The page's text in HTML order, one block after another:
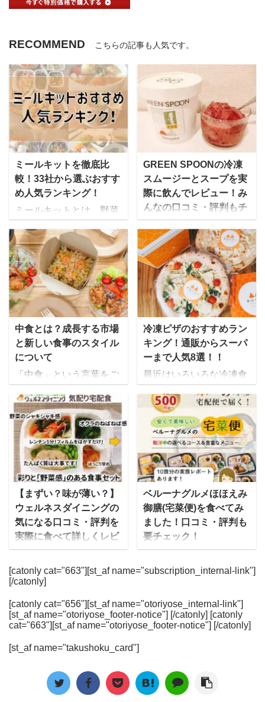
RECOMMEND こちらの記事も人気です。
ミールキットを徹底比
較！33社から選ぶおすす
め人気ランキング！
ミールキットとは、野菜
理に必要な食材やレシピ
が一揃えになった商品の
ことで、予め下ごしらえ
がされています。 買い物
に行く手間が省ける上に
自分で献立を考える必要
がないため、子育て中や
介護中、共働きの世帯か
ら人気を集めていますよ
のメニューが一般的でし
たが、最近では人気レス
トランのシェフが監修し
たメニューや、ダイエッ
トや健康管理など向けに
作られたメニューがある
など、バリエーションは
多岐に渡っています。 一
方で、全般的に賞味期限
が短く、買い物から調 ...
GREEN SPOONの冷凍
スムージーとスープを実
際に飲んでレビュー！み
んなの口コミ・評判もチ
ェック！
GREEN SPOON（グリ
ーンスプーン）は、毎月
定額で自分に必要な野菜
がスムージーやスープと
言った形で自宅に届くサ
ービスです。 ゆいこ多く
のメディアに掲載され、
oggiやSTORY、VERY、
ViViなど人気女性誌に取
上に甘味料や保存料、化
学調味料などの食品添加
物を一切使用していない
ので安全性が高く、何よ
り栄養素を損なわないよ
うに食材ひとつひとつを
瞬間冷凍されており、出
来上がりがフレッシュと
いうのが魅力です。
GREEN SPOONの特徴
GREEN SPO ...
中食とは？成長する市場
と新しい食事のスタイル
について
「中食」という言葉をご
スなどでも取り上げられ
たこともありますが、
「聞いたことはあるけれ
ど詳しくは知らない」と
いう方が多いのではない
かと思います。 「外食」
や「内食」とは異なるま
ったく新しい食事形態と
して、2000年代初頭から
話題にのぼりはじめた
ものを食べることができ
る食事形式」として改め
て注目されています。 豆
知識 「中食」の読み方は
「ちゅうしょく」や「な
かじき」など様々です
く」という読み方が主流
です。 また新型コロナウ
冷凍ピザのおすすめラン
キング！通販からスーパ
ーまで人気8選！！
最近はいろいろな冷凍食
が、昔に比べるとどれも
美味しくなっていると思
いませんか？ 冷凍食品が
美味しくなった訳は家電
製品の進化にあると言わ
れており、電子レンジの
普及によって冷凍食品は
昔よりも美味しくなった
とされています。 今回は
そんな冷凍食品の中から
入できる人気商品を厳選
す。 お店以上のもの
も！？冷凍ピザの魅力と
選び方 冷凍ピザは、
「西洋風お好み焼き」と
いう言い方もされていま
【まずい？味が薄い？】
ウェルネスダイニングの
気になる口コミ・評判を
実際に食べて詳しくレビ
ュー
ウェルネスダイニングは
食事制限専門の宅配食サ
分・糖質などを制限した
4つの食事制限コース
持のための2つの通常食
たいときにレンジでチン
するタイプの冷凍弁当
ベルーナグルメほほえみ
御膳(宅菜便)を食べてみ
ました！口コミ・評判も
要チェック！
便（たくさいびん）」
洋中の”家庭の味”をお得
なセットで届ける宅配弁
考慮した合計60種ものメ
ニューを低価格で届けて
[catonly cat="663"][st_af name="subscription_internal-link"]
[/catonly]
[catonly cat="656"][st_af name="otoriyose_internal-link"]
[st_af name="otoriyose_footer-notice"] [/catonly] [catonly
cat="663"][st_af name="otoriyose_footer-notice"] [/catonly]
[st_af name="takushoku_card"]